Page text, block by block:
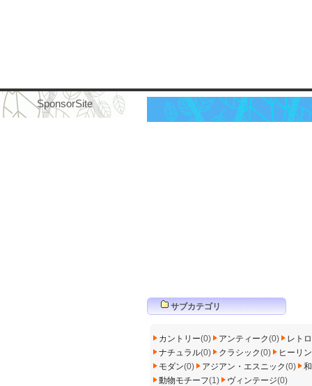
SponsorSite
サブカテゴリ
カントリー(0) アンティーク(0)
レトロ
ナチュラル(0) クラシック(0)
ヒーリ
モダン(0) アジアン・エスニック(0)
動物モチーフ(1) ヴィンテージ(0)